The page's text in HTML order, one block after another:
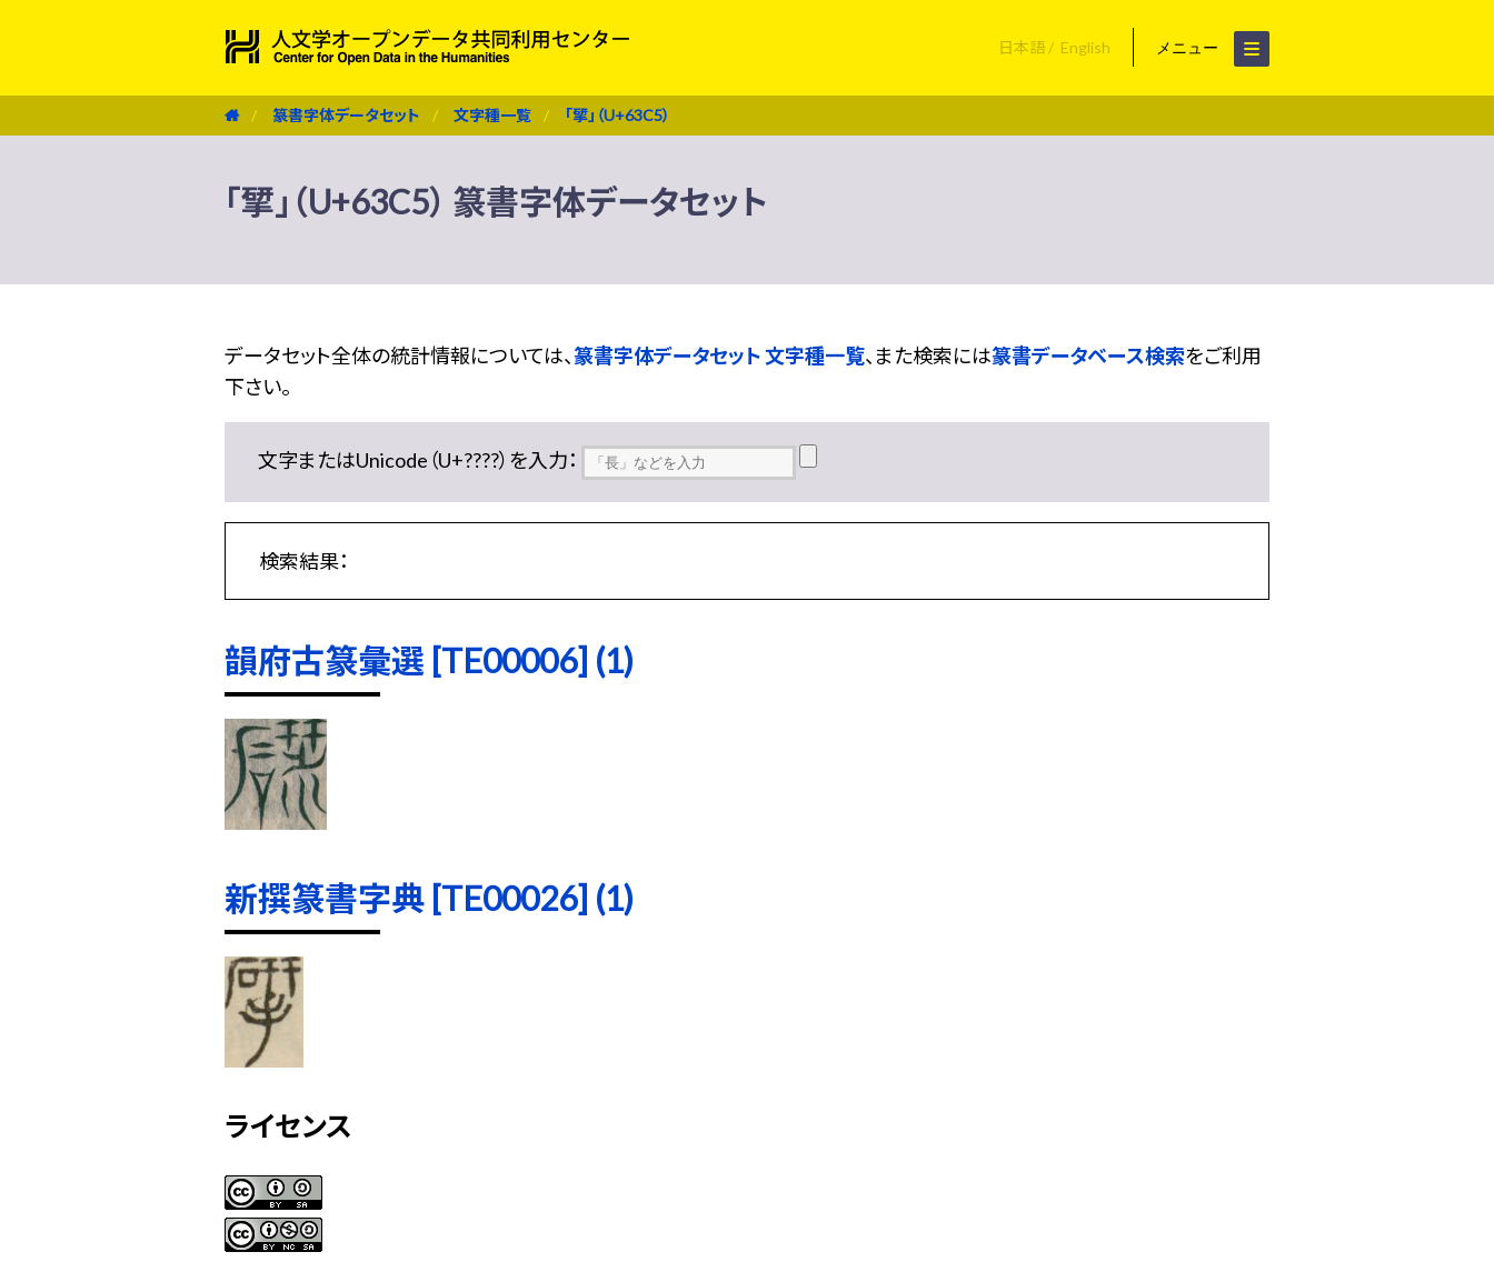
日本語 English メニュー
篆書字体データセット 文字種一覧 「揅」（U+63C5）
「揅」（U+63C5） 篆書字体データセット
データセット全体の統計情報については、篆書字体データセット 文字種一覧、また検索には篆書データベース検索をご利用
下さい。
文字またはUnicode（U+????）を入力：
検索結果：
韻府古篆彙選 [TE00006] (1)
新撰篆書字典 [TE00026] (1)
ライセンス